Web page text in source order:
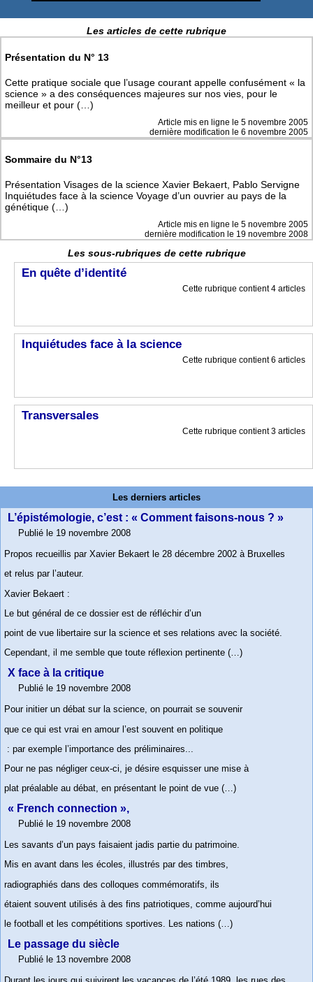
Les articles de cette rubrique
Présentation du N° 13
Cette pratique sociale que l’usage courant appelle confusément « la
science » a des conséquences majeures sur nos vies, pour le
meilleur et pour (…)
Article mis en ligne le 5 novembre 2005
dernière modification le 6 novembre 2005
Sommaire du N°13
Présentation Visages de la science Xavier Bekaert, Pablo Servigne
Inquiétudes face à la science Voyage d’un ouvrier au pays de la
génétique (…)
Article mis en ligne le 5 novembre 2005
dernière modification le 19 novembre 2008
Les sous-rubriques de cette rubrique
En quête d’identité
Cette rubrique contient 4 articles
Inquiétudes face à la science
Cette rubrique contient 6 articles
Transversales
Cette rubrique contient 3 articles
Les derniers articles
L’épistémologie, c’est : « Comment faisons-nous ? »
Publié le 19 novembre 2008
Propos recueillis par Xavier Bekaert le 28 décembre 2002 à Bruxelles
et relus par l’auteur.
Xavier Bekaert :
Le but général de ce dossier est de réfléchir d’un
point de vue libertaire sur la science et ses relations avec la société.
Cependant, il me semble que toute réflexion pertinente (…)
X face à la critique
Publié le 19 novembre 2008
Pour initier un débat sur la science, on pourrait se souvenir
que ce qui est vrai en amour l’est souvent en politique
: par exemple l’importance des préliminaires...
Pour ne pas négliger ceux-ci, je désire esquisser une mise à
plat préalable au débat, en présentant le point de vue (…)
« French connection »,
Publié le 19 novembre 2008
Les savants d’un pays faisaient jadis partie du patrimoine.
Mis en avant dans les écoles, illustrés par des timbres,
radiographiés dans des colloques commémoratifs, ils
étaient souvent utilisés à des fins patriotiques, comme aujourd’hui
le football et les compétitions sportives. Les nations (…)
Le passage du siècle
Publié le 13 novembre 2008